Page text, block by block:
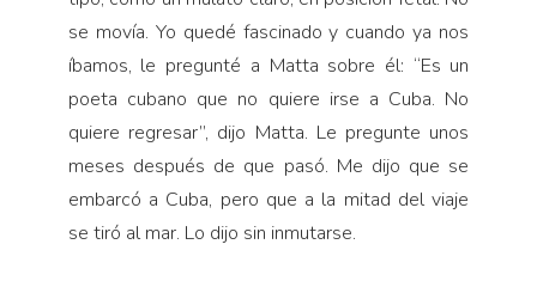
se movía. Yo quedé fascinado y cuando ya nos
íbamos, le pregunté a Matta sobre él: “Es un
poeta cubano que no quiere irse a Cuba. No
quiere regresar”, dijo Matta. Le pregunte unos
meses después de que pasó. Me dijo que se
embarcó a Cuba, pero que a la mitad del viaje
se tiró al mar. Lo dijo sin inmutarse.